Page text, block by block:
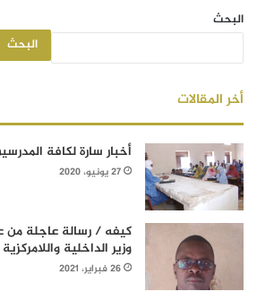
البحث
البحث
أخر المقالات
أخبار سارة لكافة
27 يونيو، 2020
كيفه / رسالة عاجلة من
وزير الداخلية واللامركزية
26 فبراير، 2021